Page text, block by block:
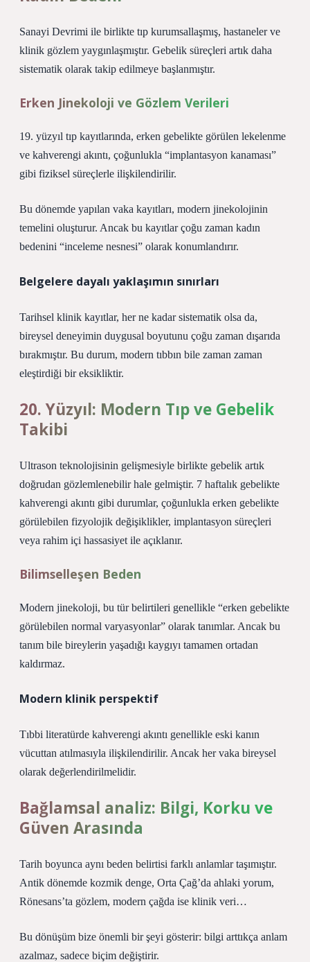
Sanayi Devrimi ile birlikte tıp kurumsallaşmış, hastaneler ve
klinik gözlem yaygınlaşmıştır. Gebelik süreçleri artık daha
sistematik olarak takip edilmeye başlanmıştır.
Erken Jinekoloji ve Gözlem Verileri
19. yüzyıl tıp kayıtlarında, erken gebelikte görülen lekelenme
ve kahverengi akıntı, çoğunlukla “implantasyon kanaması”
gibi fiziksel süreçlerle ilişkilendirilir.
Bu dönemde yapılan vaka kayıtları, modern jinekolojinin
temelini oluşturur. Ancak bu kayıtlar çoğu zaman kadın
bedenini “inceleme nesnesi” olarak konumlandırır.
Belgelere dayalı yaklaşımın sınırları
Tarihsel klinik kayıtlar, her ne kadar sistematik olsa da,
bireysel deneyimin duygusal boyutunu çoğu zaman dışarıda
bırakmıştır. Bu durum, modern tıbbın bile zaman zaman
eleştirdiği bir eksikliktir.
20. Yüzyıl: Modern Tıp ve Gebelik
Takibi
Ultrason teknolojisinin gelişmesiyle birlikte gebelik artık
doğrudan gözlemlenebilir hale gelmiştir. 7 haftalık gebelikte
kahverengi akıntı gibi durumlar, çoğunlukla erken gebelikte
görülebilen fizyolojik değişiklikler, implantasyon süreçleri
veya rahim içi hassasiyet ile açıklanır.
Bilimselleşen Beden
Modern jinekoloji, bu tür belirtileri genellikle “erken gebelikte
görülebilen normal varyasyonlar” olarak tanımlar. Ancak bu
tanım bile bireylerin yaşadığı kaygıyı tamamen ortadan
kaldırmaz.
Modern klinik perspektif
Tıbbi literatürde kahverengi akıntı genellikle eski kanın
vücuttan atılmasıyla ilişkilendirilir. Ancak her vaka bireysel
olarak değerlendirilmelidir.
Bağlamsal analiz: Bilgi, Korku ve
Güven Arasında
Tarih boyunca aynı beden belirtisi farklı anlamlar taşımıştır.
Antik dönemde kozmik denge, Orta Çağ’da ahlaki yorum,
Rönesans’ta gözlem, modern çağda ise klinik veri…
Bu dönüşüm bize önemli bir şeyi gösterir: bilgi arttıkça anlam
azalmaz, sadece biçim değiştirir.